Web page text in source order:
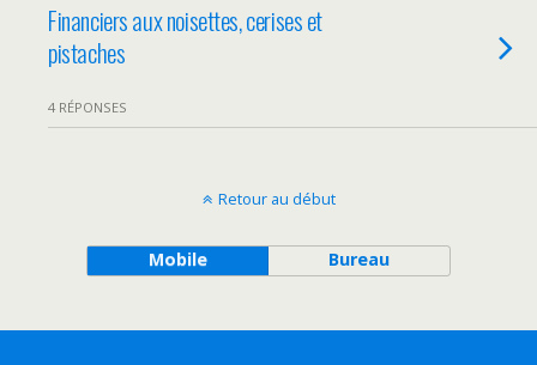
Financiers aux noisettes, cerises et
pistaches
4 RÉPONSES
Retour au début
Mobile Bureau